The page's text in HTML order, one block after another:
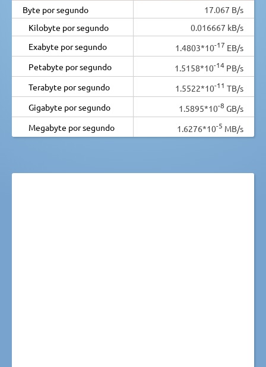
Byte por segundo
17.067 B/s
Kilobyte por segundo
0.016667 kB/s
Exabyte por segundo
1.4803*10-17 EB/s
Petabyte por segundo
1.5158*10-14 PB/s
Terabyte por segundo
1.5522*10-11 TB/s
Gigabyte por segundo
1.5895*10-8 GB/s
Megabyte por segundo
1.6276*10-5 MB/s